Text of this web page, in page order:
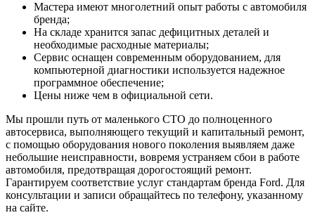
Мастера имеют многолетний опыт работы с автомобиля
бренда;
На складе хранится запас дефицитных деталей и
необходимые расходные материалы;
Сервис оснащен современным оборудованием, для
компьютерной диагностики используется надежное
программное обеспечение;
Цены ниже чем в официальной сети.
Мы прошли путь от маленького СТО до полноценного
автосервиса, выполняющего текущий и капитальный ремонт,
с помощью оборудования нового поколения выявляем даже
небольшие неисправности, вовремя устраняем сбои в работе
автомобиля, предотвращая дорогостоящий ремонт.
Гарантируем соответствие услуг стандартам бренда Ford. Для
консультации и записи обращайтесь по телефону, указанному
на сайте.